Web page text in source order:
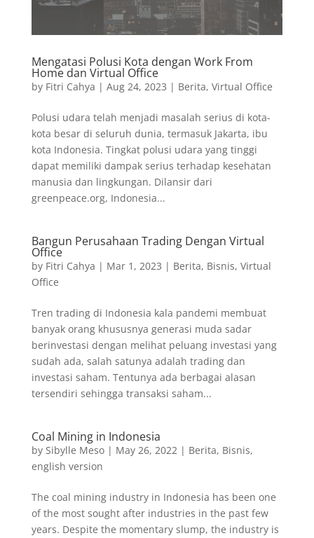
Mengatasi Polusi Kota dengan Work From
Home dan Virtual Office
by Fitri Cahya | Aug 24, 2023 | Berita, Virtual Office
Polusi udara telah menjadi masalah serius di kota-
kota besar di seluruh dunia, termasuk Jakarta, ibu
kota Indonesia. Tingkat polusi udara yang tinggi
dapat memiliki dampak serius terhadap kesehatan
manusia dan lingkungan. Dilansir dari
greenpeace.org, Indonesia...
Bangun Perusahaan Trading Dengan Virtual
Office
by Fitri Cahya | Mar 1, 2023 | Berita, Bisnis, Virtual
Office
Tren trading di Indonesia kala pandemi membuat
banyak orang khususnya generasi muda sadar
berinvestasi dengan melihat peluang investasi yang
sudah ada, salah satunya adalah trading dan
investasi saham. Tentunya ada berbagai alasan
tersendiri sehingga transaksi saham...
Coal Mining in Indonesia
by Sibylle Meso| May 26, 2022| Berita, Bisnis,
english version
The coal mining industry in Indonesia has been one
of the most sought after industries in the past few
years. Despite the momentary slump, the industry is